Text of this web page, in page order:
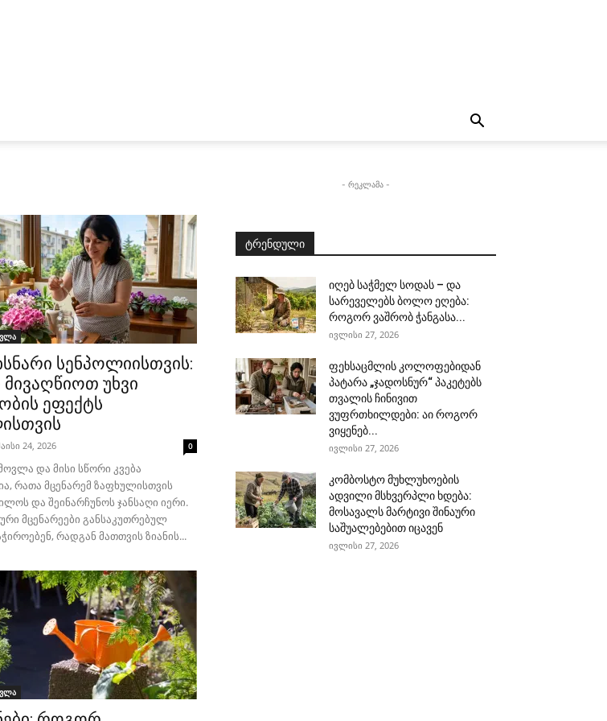
სენპოლიისთვის:
უხვი
ეფექტს
24, 2026 0
და მისი სწორი კვება
რათა მცენარემ ზაფხულისთვის
და შეინარჩუნოს ჯანსაღი იერი.
მცენარეები განსაკუთრებულ
რადგან მათთვის ზიანის...
- რეკლამა -
ტრენდული
იღებ საჭმელ სოდას – და
სარეველებს ბოლო ეღება:
როგორ ვაშრობ ჭანგასა...
ივლისი 27, 2026
ფეხსაცმლის კოლოფებიდან
პატარა „ჯადოსნურ“ პაკეტებს
თვალის ჩინივით
ვუფრთხილდები: აი როგორ
ვიყენებ...
ივლისი 27, 2026
კომბოსტო მუხლუხოების
ადვილი მსხვერპლი ხდება:
მოსავალს მარტივი შინაური
საშუალებებით იცავენ
ივლისი 27, 2026